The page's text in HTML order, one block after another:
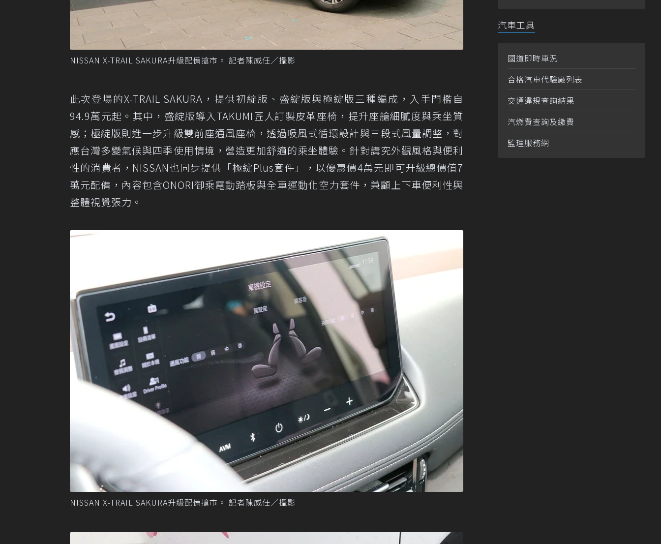
NISSAN X-TRAIL SAKURA升級配備搶市。 記者陳威任／攝影
此次登場的X-TRAIL SAKURA，提供初綻版、盛綻版與極綻版三種編成，入手門檻自
94.9萬元起。其中，盛綻版導入TAKUMI匠人訂製皮革座椅，提升座艙細膩度與乘坐質
感；極綻版則進一步升級雙前座通風座椅，透過吸風式循環設計與三段式風量調整，對
應台灣多變氣候與四季使用情境，營造更加舒適的乘坐體驗。針對講究外觀風格與便利
性的消費者，NISSAN也同步提供「極綻Plus套件」，以優惠價4萬元即可升級總價值7
萬元配備，內容包含ONORI御乘電動踏板與全車運動化空力套件，兼顧上下車便利性與
整體視覺張力。
NISSAN X-TRAIL SAKURA升級配備搶市。 記者陳威任／攝影
汽車工具
國道即時車況
合格汽車代驗廠列表
交通違規查詢結果
汽燃費查詢及繳費
監理服務網